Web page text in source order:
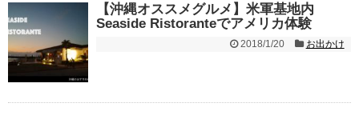
【沖縄オススメグルメ】米軍基地内
Seaside Ristoranteでアメリカ体験
2018/1/20 お出かけ